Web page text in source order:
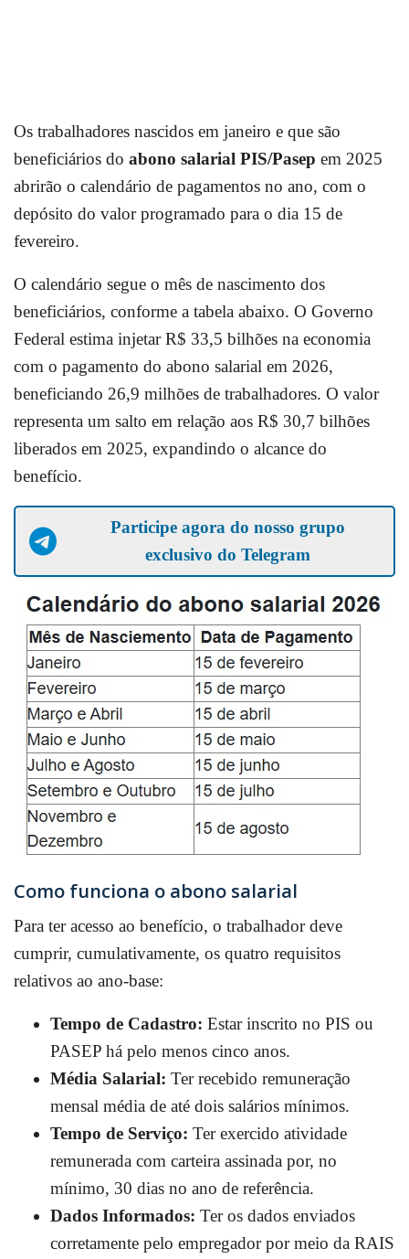
Os trabalhadores nascidos em janeiro e que são
beneficiários do abono salarial PIS/Pasep em 2025
abrirão o calendário de pagamentos no ano, com o
depósito do valor programado para o dia 15 de
fevereiro.
O calendário segue o mês de nascimento dos
beneficiários, conforme a tabela abaixo. O Governo
Federal estima injetar R$ 33,5 bilhões na economia
com o pagamento do abono salarial em 2026,
beneficiando 26,9 milhões de trabalhadores. O valor
representa um salto em relação aos R$ 30,7 bilhões
liberados em 2025, expandindo o alcance do
benefício.
Participe agora do nosso grupo
exclusivo do Telegram
Como funciona o abono salarial
Para ter acesso ao benefício, o trabalhador deve
cumprir, cumulativamente, os quatro requisitos
relativos ao ano-base:
Tempo de Cadastro: Estar inscrito no PIS ou
PASEP há pelo menos cinco anos.
Média Salarial: Ter recebido remuneração
mensal média de até dois salários mínimos.
Tempo de Serviço: Ter exercido atividade
remunerada com carteira assinada por, no
mínimo, 30 dias no ano de referência.
Dados Informados: Ter os dados enviados
corretamente pelo empregador por meio da RAIS